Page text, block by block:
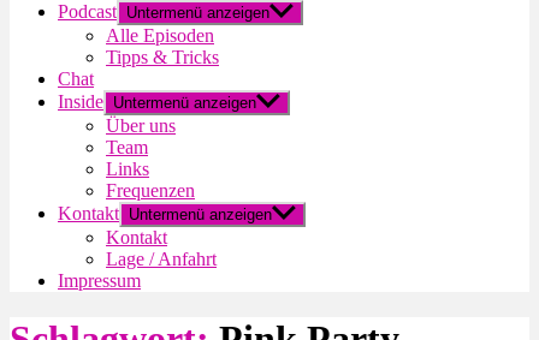
Podcast Untermenü anzeigen
Alle Episoden
Tipps & Tricks
Chat
Inside Untermenü anzeigen
Über uns
Team
Links
Frequenzen
Kontakt Untermenü anzeigen
Kontakt
Lage / Anfahrt
Impressum